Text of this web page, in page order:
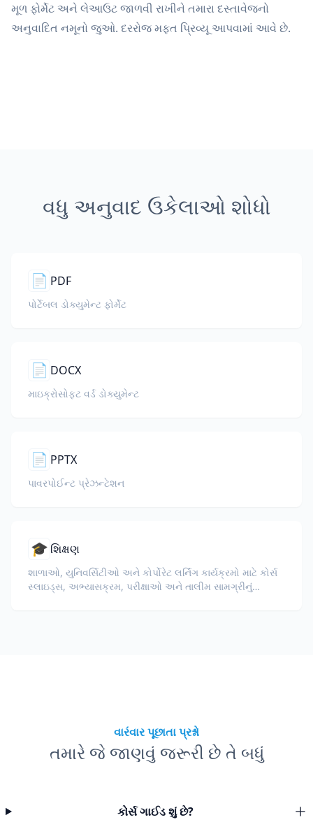
મૂળ ફોર્મેટ અને લેઆઉટ જાળવી રાખીને તમારા દસ્તાવેજનો
અનુવાદિત નમૂનો જુઓ. દરરોજ મફત પ્રિવ્યૂ આપવામાં આવે છે.
વધુ અનુવાદ ઉકેલાઓ શોધો
📄 PDF
પોર્ટેબલ ડોક્યુમેન્ટ ફોર્મેટ
📄 DOCX
માઇક્રોસોફ્ટ વર્ડ ડોક્યુમેન્ટ
📄 PPTX
પાવરપોઈન્ટ પ્રેઝન્ટેશન
🎓 શિક્ષણ
શાળાઓ, યુનિવર્સિટીઓ અને કોર્પોરેટ લર્નિંગ કાર્યક્રમો માટે કોર્સ
સ્લાઇડ્સ, અભ્યાસક્રમ, પરીક્ષાઓ અને તાલીમ સામગ્રીનું
વારંવાર પૂછાતા પ્રશ્નો
તમારે જે જાણવું જરૂરી છે તે બધું
કોર્સ ગાઈડ શું છે?